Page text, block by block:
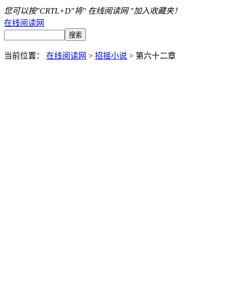
您可以按"CRTL+D"将" 在线阅读网 "加入收藏夹！
在线阅读网
当前位置： 在线阅读网 > 招摇小说 > 第六十二章